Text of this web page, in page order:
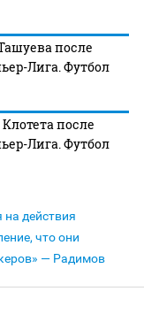
после
Лига. Футбол
после
Лига. Футбол
на действия
что они
— Радимов